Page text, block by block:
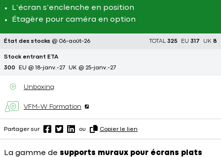
L’écran s’enclenche en position
Étagère pour caméra en option
État des stocks @ 06-août-26 TOTAL 325 EU 317 UK 8
Stock entrant ETA
300 EU @ 18-janv.-27 UK @ 25-janv.-27
Unboxing
VFM-W Formation
Partager sur ou Copier le lien
La gamme de supports muraux pour écrans plats